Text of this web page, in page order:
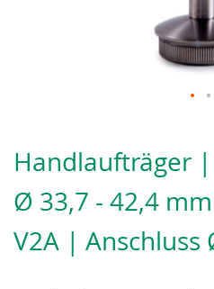
der
Bildergalerie
springen
Handlaufträger
Ø 33,7 - 42,4
V2A | Anschluss